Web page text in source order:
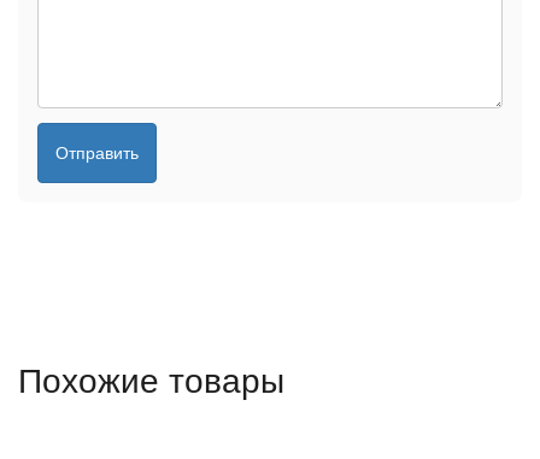
Отправить
Похожие товары